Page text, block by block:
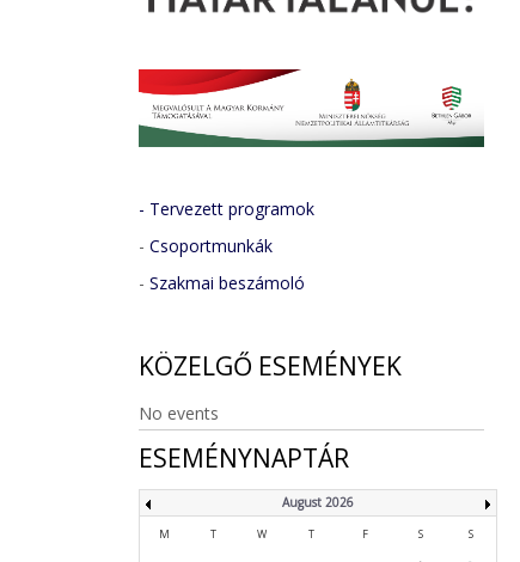
- Tervezett programok
- Csoportmunkák
- Szakmai beszámoló
KÖZELGŐ ESEMÉNYEK
No events
ESEMÉNYNAPTÁR
August 2026
M T W T F S S